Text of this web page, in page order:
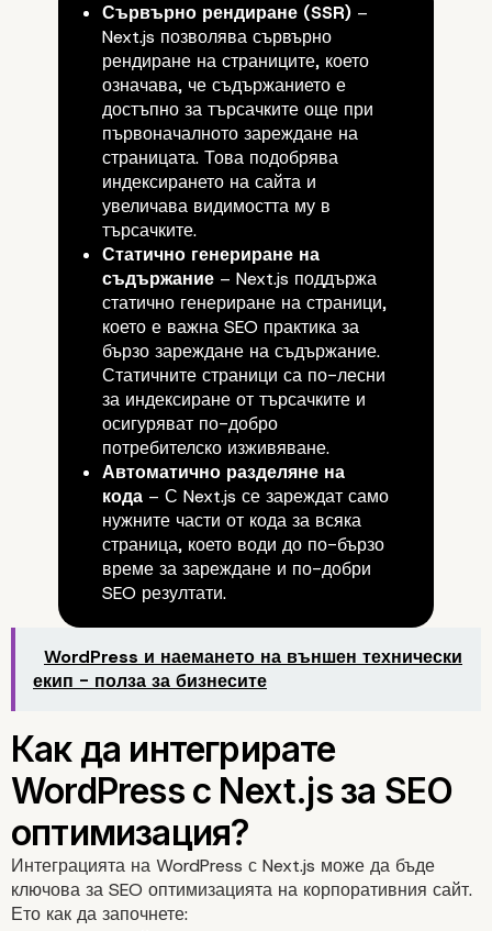
Предимства на Next.js
SEO оптимизация
Сървърно рендиране (SSR)–
Next.js позволява сървърно
рендиране на страниците, което
означава, че съдържанието е
достъпно за търсачките още при
първоначалното зареждане на
страницата. Това подобрява
индексирането на сайта и
увеличава видимостта му в
търсачките.
Статично генериране на
съдържание– Next.js поддържа
статично генериране на страници,
което е важна SEO практика за
бързо зареждане на съдържание.
Статичните страници са по-лесни
за индексиране от търсачките и
осигуряват по-добро
потребителско изживяване.
Автоматично разделяне на
кода– С Next.js се зареждат само
нужните части от кода за всяка
страница, което води до по-бързо
време за зареждане и по-добри
SEO резултати.
WordPress и наемането на външен технически
екип - полза за бизнесите
Интеграцията на WordPress с Next.js може да бъде
ключова за SEO оптимизацията на корпоративния сайт.
Ето как да започнете: